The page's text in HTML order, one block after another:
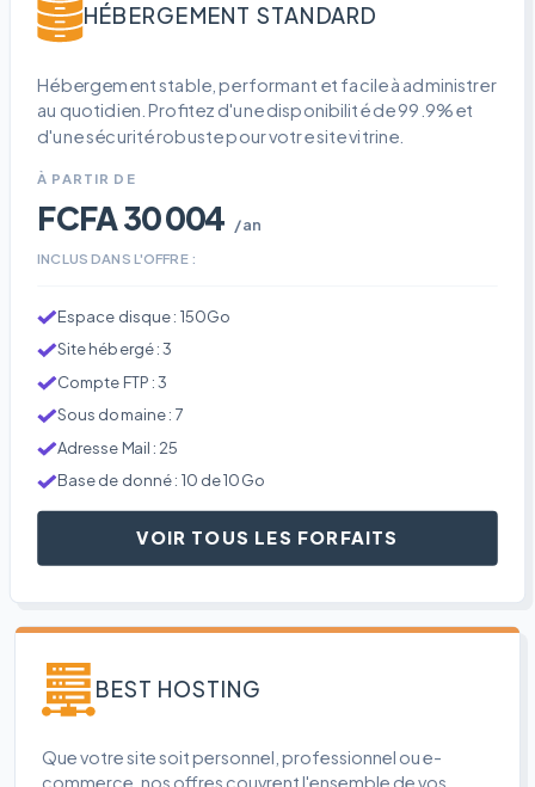
HÉBERGEMENT STANDARD
Hébergement stable, performant et facile à administrer
au quotidien. Profitez d'une disponibilité de 99.9% et
d'une sécurité robuste pour votre site vitrine.
À PARTIR DE
FCFA 30 004 /an
INCLUS DANS L'OFFRE :
Espace disque : 150Go
Site hébergé : 3
Compte FTP : 3
Sous domaine : 7
Adresse Mail : 25
Base de donné : 10 de 10Go
VOIR TOUS LES FORFAITS
BEST HOSTING
Que votre site soit personnel, professionnel ou e-
commerce, nos offres couvrent l'ensemble de vos